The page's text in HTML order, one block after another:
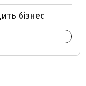
бізнес